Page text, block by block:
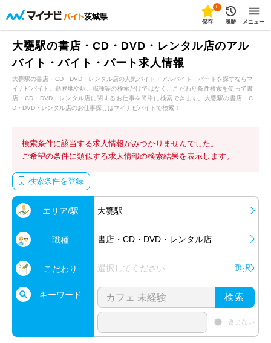
茨城県
0
保存 履歴 メニュー
大甕駅の書店・CD・DVD・レンタル店のアル
バイト・バイト・パート求人情報
大甕駅の書店・CD・DVD・レンタル店の人気バイト・アルバイト・パートを探すならマ
イナビバイト。勤務地や駅、職種等の検索だけではなく、こだわり条件検索を使って書
店・CD・DVD・レンタル店に関するお仕事を簡単に検索できます。大甕駅の書店・C
D・DVD・レンタル店のお仕事探しはマイナビバイトで検索！
検索条件に該当する求人情報がみつかりませんでした。
ご希望の条件に類似する求人情報の検索結果を表示します。
検索条件を登録
エリア/駅 大甕駅
職種 書店・CD・DVD・レンタル店
こだわり 選択してください 選択
キーワード 検索
含まない